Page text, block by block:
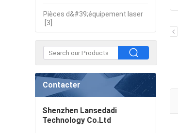
Pièces d&#39;équipement laser
[3]
Contacter
Shenzhen Lansedadi
Technology Co.Ltd